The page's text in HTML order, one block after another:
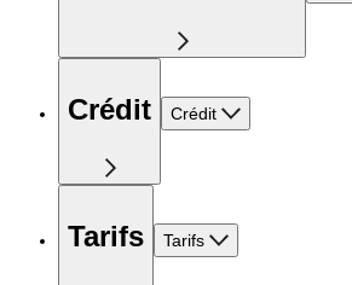
Crédit Crédit
Tarifs Tarifs